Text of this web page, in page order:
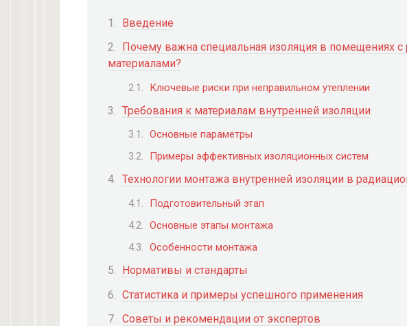
Введение
Почему важна специальная изоляция в помещениях
материалами?
Ключевые риски при неправильном утеплении
Требования к материалам внутренней изоляции
Основные параметры
Примеры эффективных изоляционных систем
Технологии монтажа внутренней изоляции в
Подготовительный этап
Основные этапы монтажа
Особенности монтажа
Нормативы и стандарты
Статистика и примеры успешного применения
Советы и рекомендации от экспертов